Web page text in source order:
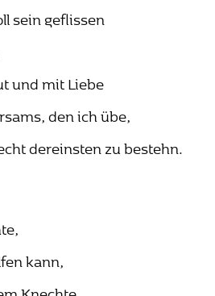
sein geflissen
und mit Liebe
den ich übe,
dereinsten zu bestehn.
kann,